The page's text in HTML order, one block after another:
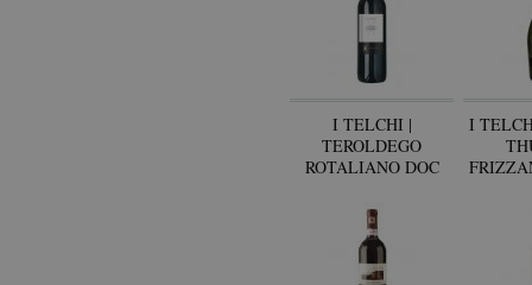
I TELCHI |
TEROLDEGO
ROTALIANO DOC
I